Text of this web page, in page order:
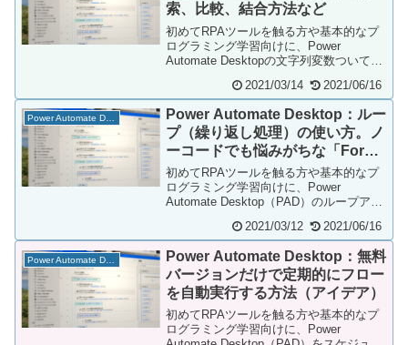
索、比較、結合方法など
初めてRPAツールを触る方や基本的なプ
ログラミング学習向けに、Power
Automate Desktopの文字列変数ついて解
2021/03/14 2021/06/16
Power Automate Desktop
Power Automate Desktop：ルー
プ（繰り返し処理）の使い方。ノ
ーコードでも悩みがちな「For
each」「Loop」「ループ条件」
の使い分け、サンプル紹介
初めてRPAツールを触る方や基本的なプ
ログラミング学習向けに、Power
Automate Desktop（PAD）のループアク
2021/03/12 2021/06/16
Power Automate Desktop
Power Automate Desktop：無料
バージョンだけで定期的にフロー
を自動実行する方法（アイデア）
初めてRPAツールを触る方や基本的なプ
ログラミング学習向けに、Power